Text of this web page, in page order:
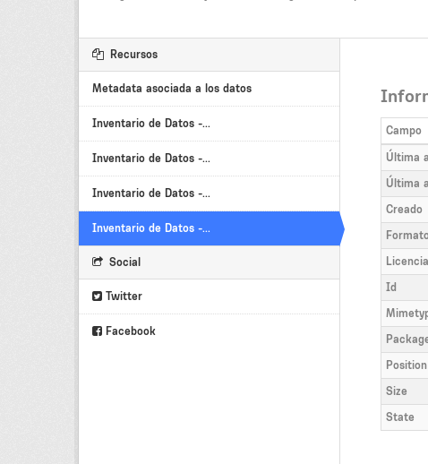
Recursos
Metadata asociada a los datos
Inventario de Datos -...
Inventario de Datos -...
Inventario de Datos -...
Inventario de Datos -...
Social
Twitter
Facebook
Campo
Última
Última
Creado
Licencia
Id
Position
Size
State